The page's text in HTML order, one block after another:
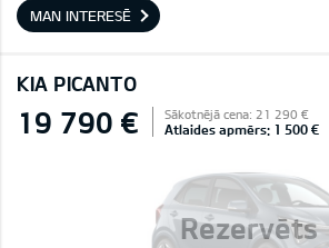
MAN INTERESĒ
KIA PICANTO
Rezervēts
19 790 € Sākotnējā cena: 21 290 €
Atlaides apmērs: 1 500 €